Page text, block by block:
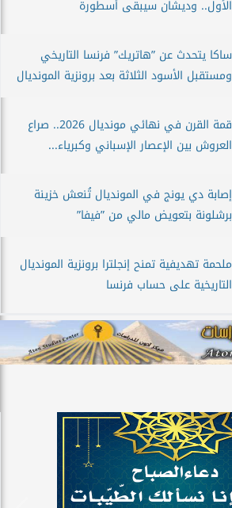
الأول.. وديشان سيبقى أسطورة
ساكا يتحدث عن ”هاتريك” فرنسا التاريخي
ومستقبل الأسود الثلاثة بعد برونزية المونديال
قمة القرن في نهائي مونديال 2026.. صراع
العروش بين الإعصار الإسباني وكبرياء...
إصابة دي يونج في المونديال تُنعش خزينة
برشلونة بتعويض مالي من ”فيفا”
ملحمة تهديفية تمنح إنجلترا برونزية المونديال
التاريخية على حساب فرنسا